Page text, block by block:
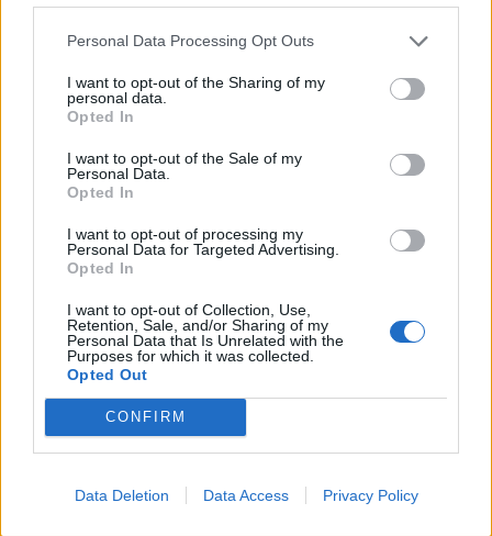
Personal Data Processing Opt Outs
I want to opt-out of the Sharing of my
personal data.
Opted In
I want to opt-out of the Sale of my
Personal Data.
Opted In
I want to opt-out of processing my
Personal Data for Targeted Advertising.
Opted In
I want to opt-out of Collection, Use,
Retention, Sale, and/or Sharing of my
Personal Data that Is Unrelated with the
Purposes for which it was collected.
Opted Out
CONFIRM
Data Deletion Data Access Privacy Policy
Scarica riepilogo
stagionale
ROM 1-0 BOL
BOL 1-0
1-0 BOL